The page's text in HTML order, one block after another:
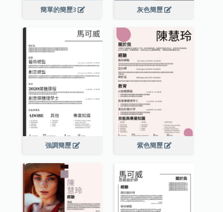
簡單的簡歷3 灰色簡歷
強調簡歷 紫色簡歷